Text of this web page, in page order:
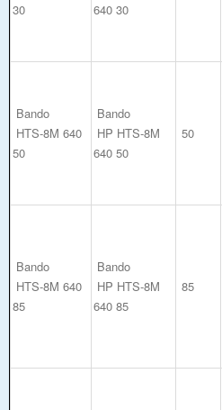
30
640 30
Bando
HTS-8M 640
50
Bando
HP HTS-8M
640 50
50
Bando
HTS-8M 640
85
Bando
HP HTS-8M
640 85
85